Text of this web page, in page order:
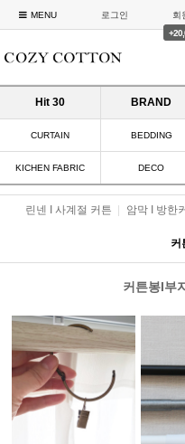
MENU 로그인
회
Hit 30 BRAND
CURTAIN BEDDING
KICHEN FABRIC DECO
린넨 I 사계절 커튼 암막 I 방한
커
커튼봉I부